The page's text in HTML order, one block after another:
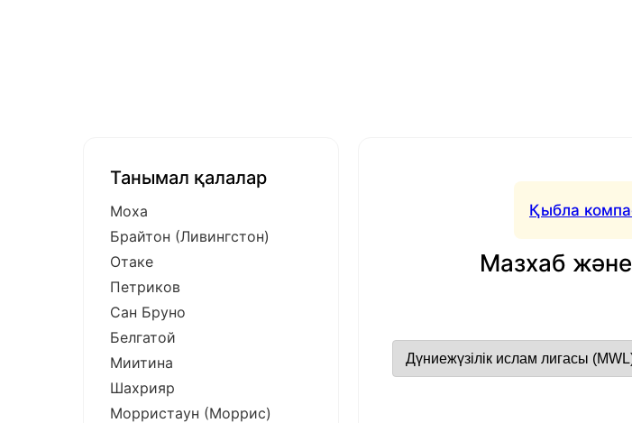
Қыбла
Мазхаб және
Танымал қалалар
Моха
Брайтон (Ливингстон)
Отаке
Петриков
Сан Бруно
Белгатой
Миитина
Шахрияр
Морристаун (Моррис)